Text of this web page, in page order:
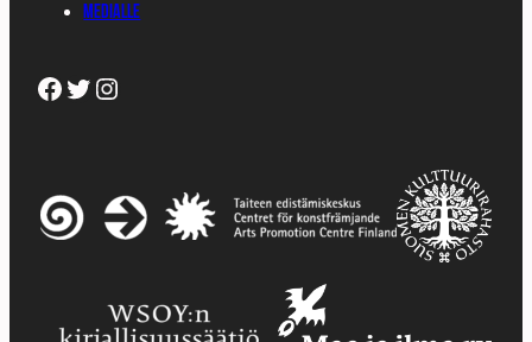
Medialle
Facebook
Twitter
Instagram